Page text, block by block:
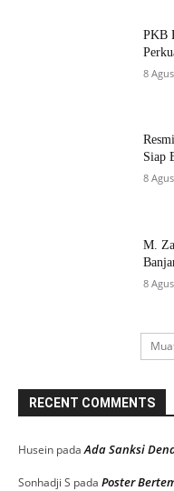
PKB
8
Siap
8
M.
8
RECENT COMMENTS
Husein padaAda Sanksi
Sonhadji S pada Poster